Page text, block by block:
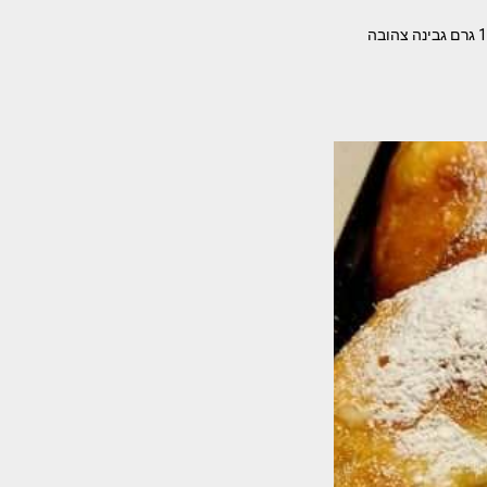
לביבות גבינה מלוחות מאת עדינה בטש המצרכים – 250 גבינה צפתית קשה מגורדת /בולגרית 16% 100 גרם גבינה צהובה